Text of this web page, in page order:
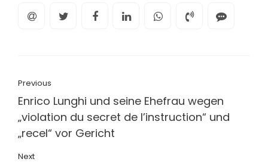
Previous
Enrico Lunghi und seine Ehefrau wegen
„violation du secret de l’instruction“ und
„recel“ vor Gericht
Next